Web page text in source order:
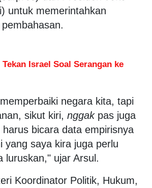
untuk memerintahkan
Israel Soal Serangan ke
negara kita, tapi
sikut kiri, nggakpas juga
harus bicara data empirisnya
yang saya kira juga perlu
luruskan," ujar Arsul.
Koordinator Politik, Hukum,